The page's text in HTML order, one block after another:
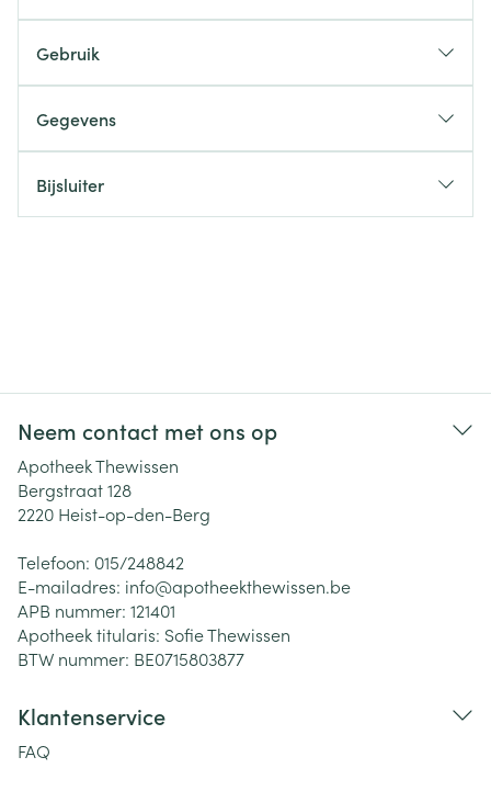
Gebruik
Gegevens
Bijsluiter
Neem contact met ons op
Apotheek Thewissen
Bergstraat 128
2220 Heist-op-den-Berg
Telefoon: 015/248842
E-mailadres: info@apotheekthewissen.be
APB nummer: 121401
Apotheek titularis: Sofie Thewissen
BTW nummer: BE0715803877
Klantenservice
FAQ